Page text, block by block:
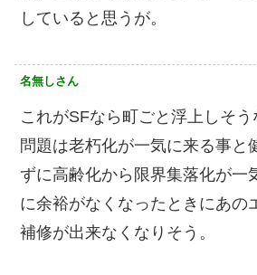
していると思うが。
名無しさん
これがSFなら町ごと浮上しそう
問題は老朽化が一気に来る事と
ずに高齢化から限界集落化が一
に余裕がなくなったときにあの
補修が出来なくなりそう。